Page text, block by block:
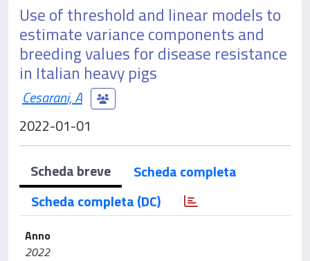
Use of threshold and linear models to
estimate variance components and
breeding values for disease resistance
in Italian heavy pigs
Cesarani, A
2022-01-01
Scheda breve
Scheda completa
Scheda completa (DC)
Anno
2022